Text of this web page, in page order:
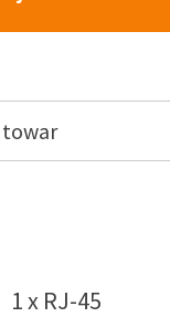
1 x RJ-45